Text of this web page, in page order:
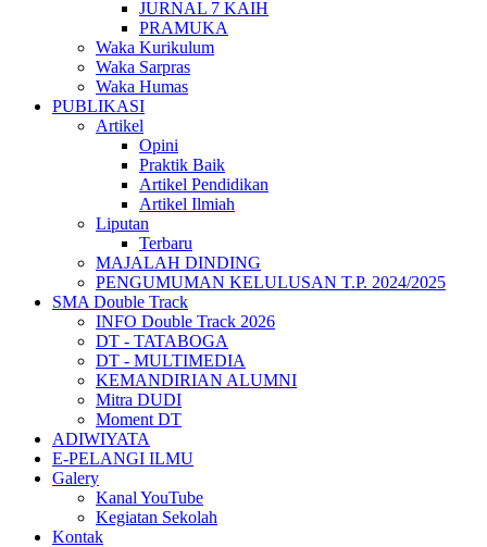
JURNAL 7 KAIH
PRAMUKA
Waka Kurikulum
Waka Sarpras
Waka Humas
PUBLIKASI
Artikel
Opini
Praktik Baik
Artikel Pendidikan
Artikel Ilmiah
Liputan
Terbaru
MAJALAH DINDING
PENGUMUMAN KELULUSAN T.P. 2024/2025
SMA Double Track
INFO Double Track 2026
DT - TATABOGA
DT - MULTIMEDIA
KEMANDIRIAN ALUMNI
Mitra DUDI
Moment DT
ADIWIYATA
E-PELANGI ILMU
Galery
Kanal YouTube
Kegiatan Sekolah
Kontak